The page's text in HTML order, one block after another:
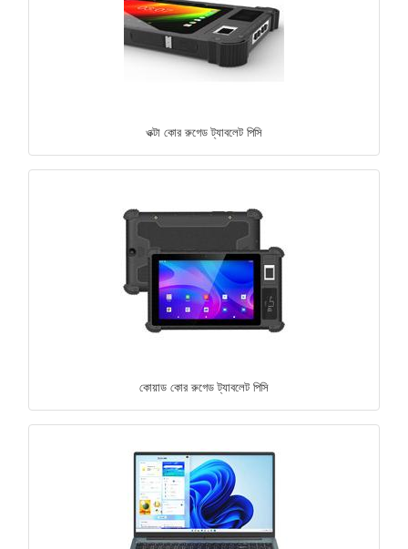
ওক্টা কোর রুগেড ট্যাবলেট পিসি
কোয়াড কোর রুগেড ট্যাবলেট পিসি